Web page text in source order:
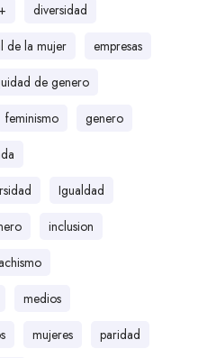
diversidad
de la mujer
empresas
de genero
feminismo
genero
Igualdad
inclusion
medios
mujeres
paridad